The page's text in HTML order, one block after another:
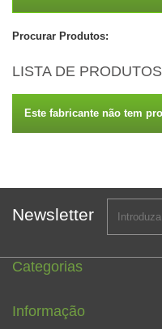
Procurar Produtos:
LISTA DE
Este fabricante não tem
Newsletter
Categorias
Informação